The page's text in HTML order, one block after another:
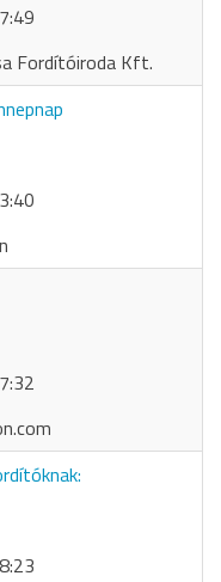
Fordítóiroda Kft.